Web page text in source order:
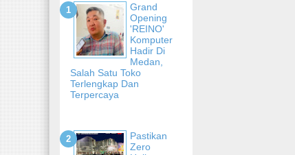
Grand
Opening
'REINO'
Komputer
Hadir Di
Medan,
Salah Satu Toko
Terlengkap Dan
Terpercaya
Pastikan
Zero